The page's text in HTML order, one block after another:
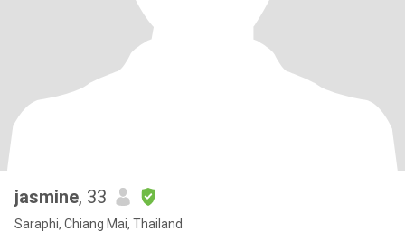
jasmine, 33
Saraphi, Chiang Mai, Thailand